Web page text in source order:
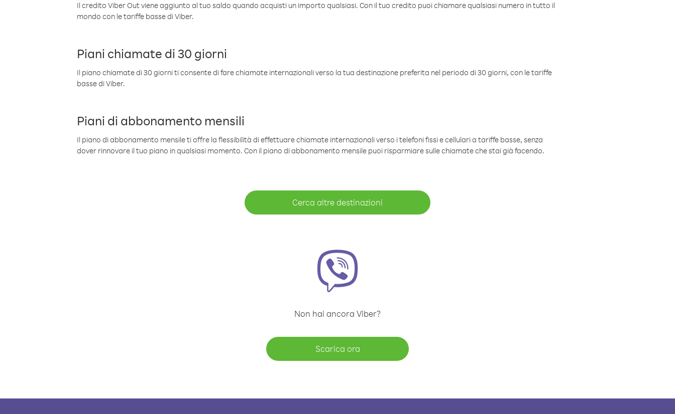
Il credito Viber Out viene aggiunto al tuo saldo quando acquisti un importo qualsiasi. Con il tuo credito puoi chiamare qualsiasi numero in tutto il
mondo con le tariffe basse di Viber.
Piani chiamate di 30 giorni
Il piano chiamate di 30 giorni ti consente di fare chiamate internazionali verso la tua destinazione preferita nel periodo di 30 giorni, con le tariffe
basse di Viber.
Piani di abbonamento mensili
Il piano di abbonamento mensile ti offre la flessibilità di effettuare chiamate internazionali verso i telefoni fissi e cellulari a tariffe basse, senza
dover rinnovare il tuo piano in qualsiasi momento. Con il piano di abbonamento mensile puoi risparmiare sulle chiamate che stai già facendo.
Cerca altre destinazioni
Non hai ancora Viber?
Scarica ora